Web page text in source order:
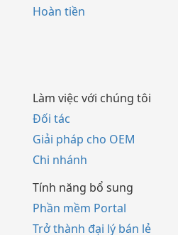
Hoàn tiền
Làm việc với chúng tôi
Đối tác
Giải pháp cho OEM
Chi nhánh
Tính năng bổ sung
Phần mềm Portal
Trở thành đại lý bán lẻ